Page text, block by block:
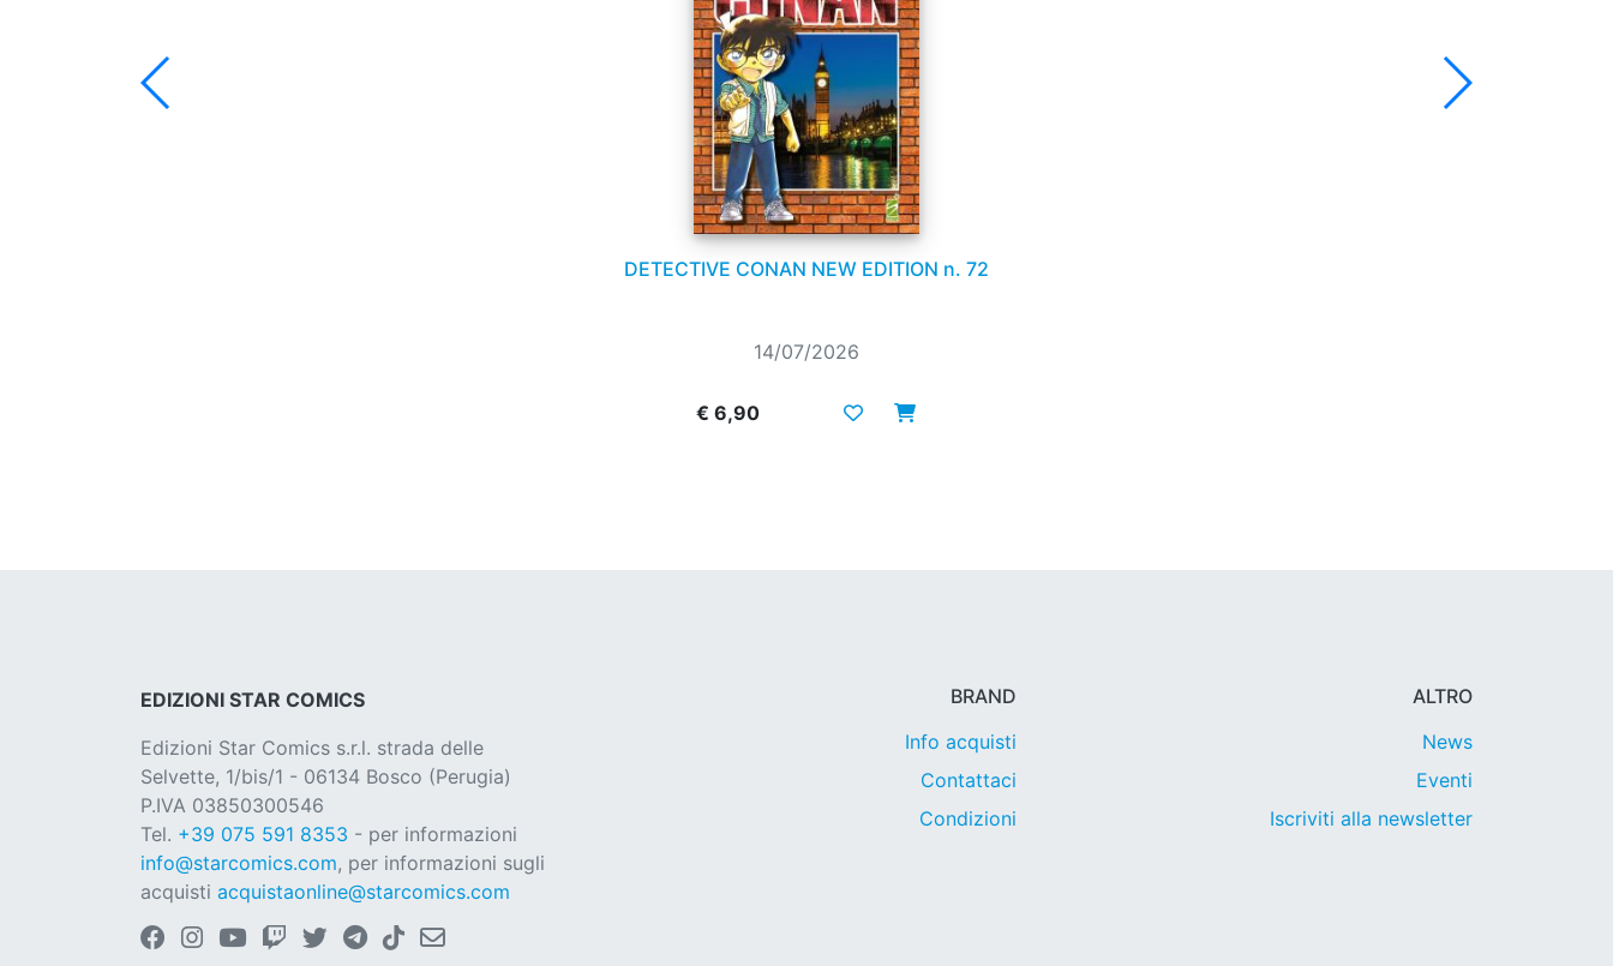
DETECTIVE CONAN NEW EDITION n. 72
14/07/2026
€ 6,90
EDIZIONI STAR COMICS
Edizioni Star Comics s.r.l. strada delle
Selvette, 1/bis/1 - 06134 Bosco (Perugia)
P.IVA 03850300546
Tel. +39 075 591 8353 - per informazioni
info@starcomics.com, per informazioni sugli
acquisti acquistaonline@starcomics.com
BRAND
Info acquisti
Contattaci
Condizioni
ALTRO
News
Eventi
Iscriviti alla newsletter